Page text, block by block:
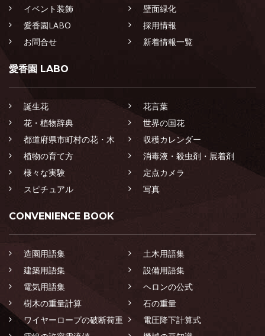
イベント装飾
壁面緑化
愛香園LABO
採用情報
お問合せ
新着情報一覧
愛香園 LABO
誕生花
花言葉
花・植物辞典
世界の国花
都道府県市町村の花・木
収穫カレンダー
植物の育て方
消毒液・殺虫剤・展着剤
様々な実験
定点カメラ
スピチュアル
写真
CONVENIENCE BOOK
造園用語集
土木用語集
建築用語集
設備用語集
電気用語集
ヘロンの公式
樹木の重量計算
石の重量
ワイヤーロープの破断荷重
電圧降下計算式